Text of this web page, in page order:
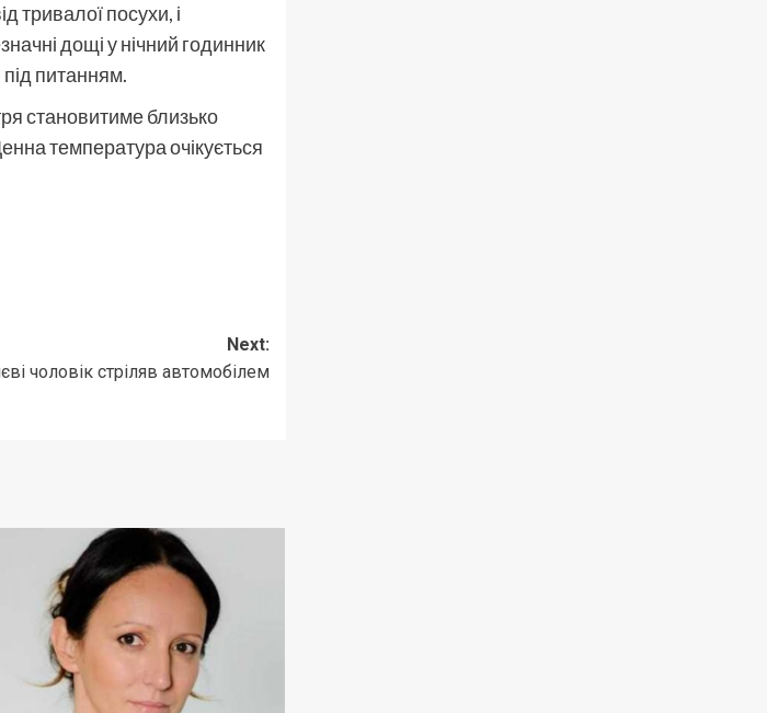
тривалої посухи, і
дощі у нічний годинник
питанням.
становитиме близько
температура очікується
Next:
чоловік стріляв автомобілем